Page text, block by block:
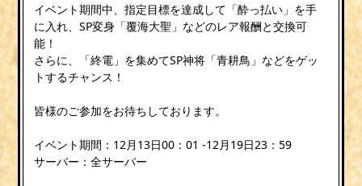
イベント期間中、指定目標を達成して「酔っ払い」を手
に入れ、SP変身「覆海大聖」などのレア報酬と交換可
能！
さらに、「終電」を集めてSP神将「青耕鳥」などをゲッ
トするチャンス！
皆様のご参加をお待ちしております。
イベント期間：12月13日00：01 -12月19日23：59
サーバー：全サーバー